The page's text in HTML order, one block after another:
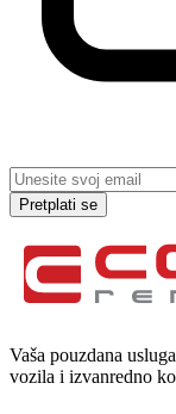
Pretplati se
Vaša pouzdana
vozila i izvanredno